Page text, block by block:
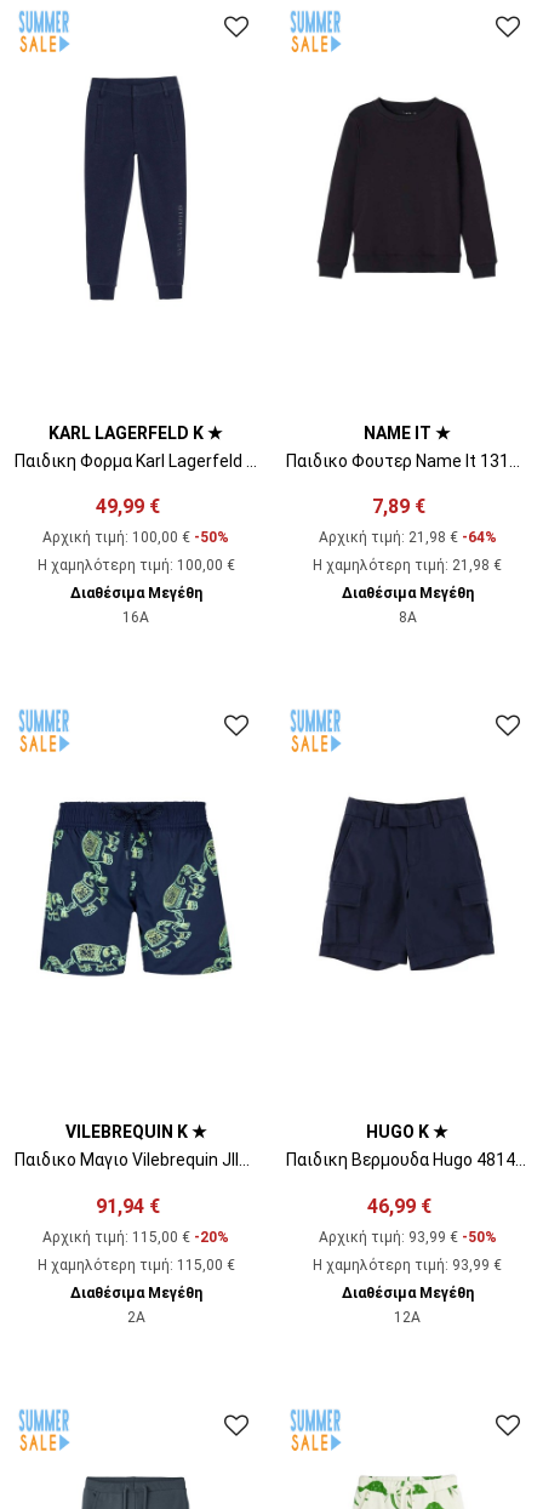
KARL LAGERFELD K ★
49,99 €
Αρχική τιμή: 100,00 € -50%
Η χαμηλότερη τιμή: 100,00 €
Διαθέσιμα Μεγέθη
16A
NAME IT ★
7,89 €
Αρχική τιμή: 21,98 € -64%
Η χαμηλότερη τιμή: 21,98 €
Διαθέσιμα Μεγέθη
8A
VILEBREQUIN K ★
Παιδικο Μαγιο Vilebrequin JIIU0D18
91,94 €
Αρχική τιμή: 115,00 € -20%
Η χαμηλότερη τιμή: 115,00 €
Διαθέσιμα Μεγέθη
2A
HUGO K ★
Παιδικη Βερμουδα Hugo 4814 J Shorts J24814 J blue
46,99 €
Αρχική τιμή: 93,99 € -50%
Η χαμηλότερη τιμή: 93,99 €
Διαθέσιμα Μεγέθη
12A